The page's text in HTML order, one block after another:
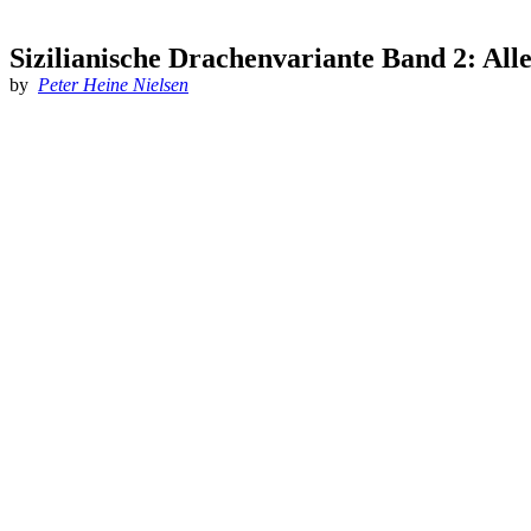
Sizilianische Drachenvariante Band 2:
by Peter Heine Nielsen